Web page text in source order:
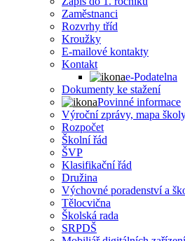
Zaměstnanci
Rozvrhy tříd
Kroužky
E-mailové kontakty
Kontakt
e-Podatelna
Dokumenty ke stažení
Povinné informace
Výroční zprávy, mapa
Rozpočet
Školní řád
ŠVP
Klasifikační řád
Družina
Výchovné poradenství a
Tělocvična
Školská rada
SRPDŠ